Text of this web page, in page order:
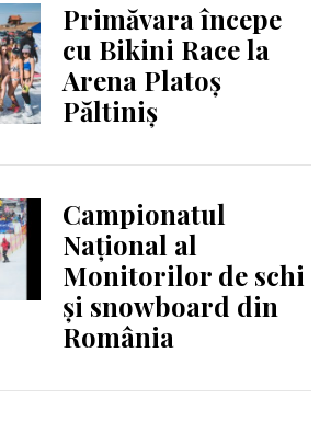
Primăvara începe
cu Bikini Race la
Arena Platoș
Păltiniș
Campionatul
Național al
Monitorilor de schi
și snowboard din
România